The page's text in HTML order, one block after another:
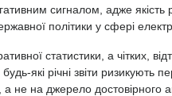
сигналом, адже якість
політики у сфері
статистики, а чітких,
які річні звіти ризикують
не на джерело достовірного